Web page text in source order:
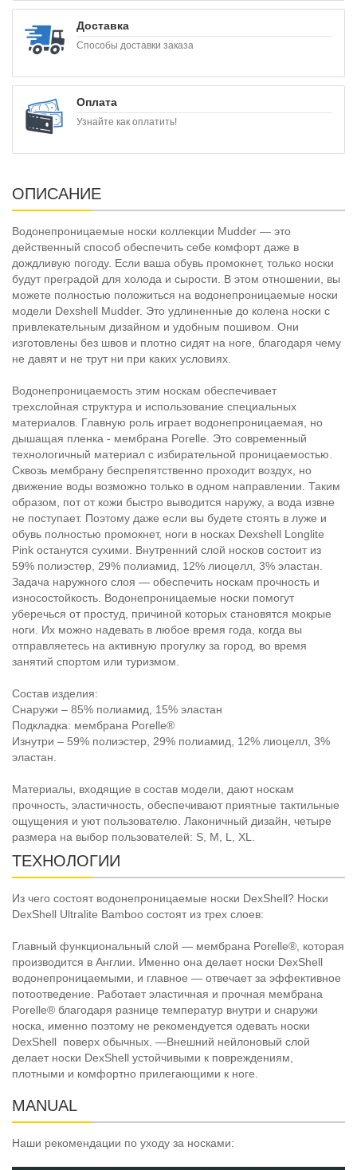
Доставка
Способы доставки заказа
Оплата
Узнайте как оплатить!
ОПИСАНИЕ
Водонепроницаемые носки коллекции Mudder — это
действенный способ обеспечить себе комфорт даже в
дождливую погоду. Если ваша обувь промокнет, только носки
будут преградой для холода и сырости. В этом отношении, вы
можете полностью положиться на водонепроницаемые носки
модели Dexshell Mudder. Это удлиненные до колена носки с
привлекательным дизайном и удобным пошивом. Они
изготовлены без швов и плотно сидят на ноге, благодаря чему
не давят и не трут ни при каких условиях.
Водонепроницаемость этим носкам обеспечивает
трехслойная структура и использование специальных
материалов. Главную роль играет водонепроницаемая, но
дышащая пленка - мембрана Porelle. Это современный
технологичный материал с избирательной проницаемостью.
Сквозь мембрану беспрепятственно проходит воздух, но
движение воды возможно только в одном направлении. Таким
образом, пот от кожи быстро выводится наружу, а вода извне
не поступает. Поэтому даже если вы будете стоять в луже и
обувь полностью промокнет, ноги в носках Dexshell Longlite
Pink останутся сухими. Внутренний слой носков состоит из
59% полиэстер, 29% полиамид, 12% лиоцелл, 3% эластан.
Задача наружного слоя — обеспечить носкам прочность и
износостойкость. Водонепроницаемые носки помогут
уберечься от простуд, причиной которых становятся мокрые
ноги. Их можно надевать в любое время года, когда вы
отправляетесь на активную прогулку за город, во время
занятий спортом или туризмом.
Состав изделия:
Снаружи – 85% полиамид, 15% эластан
Подкладка: мембрана Porelle®
Изнутри – 59% полиэстер, 29% полиамид, 12% лиоцелл, 3%
эластан.
Материалы, входящие в состав модели, дают носкам
прочность, эластичность, обеспечивают приятные тактильные
ощущения и уют пользователю. Лаконичный дизайн, четыре
размера на выбор пользователей: S, M, L, XL.
ТЕХНОЛОГИИ
Из чего состоят водонепроницаемые носки DexShell? Носки
DexShell Ultralite Bamboo состоят из трех слоев:
Главный функциональный слой — мембрана Porelle®, которая
производится в Англии. Именно она делает носки DexShell
водонепроницаемыми, и главное — отвечает за эффективное
потоотведение. Работает эластичная и прочная мембрана
Porelle® благодаря разнице температур внутри и снаружи
носка, именно поэтому не рекомендуется одевать носки
DexShell поверх обычных. —Внешний нейлоновый слой
делает носки DexShell устойчивыми к повреждениям,
плотными и комфортно прилегающими к ноге.
MANUAL
Наши рекомендации по уходу за носками: